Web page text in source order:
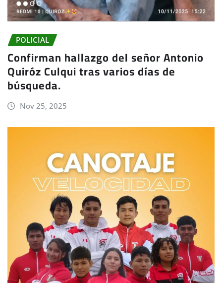
POLICIAL
Confirman hallazgo del señor Antonio
Quiróz Culqui tras varios días de
búsqueda.
Nov 25, 2025